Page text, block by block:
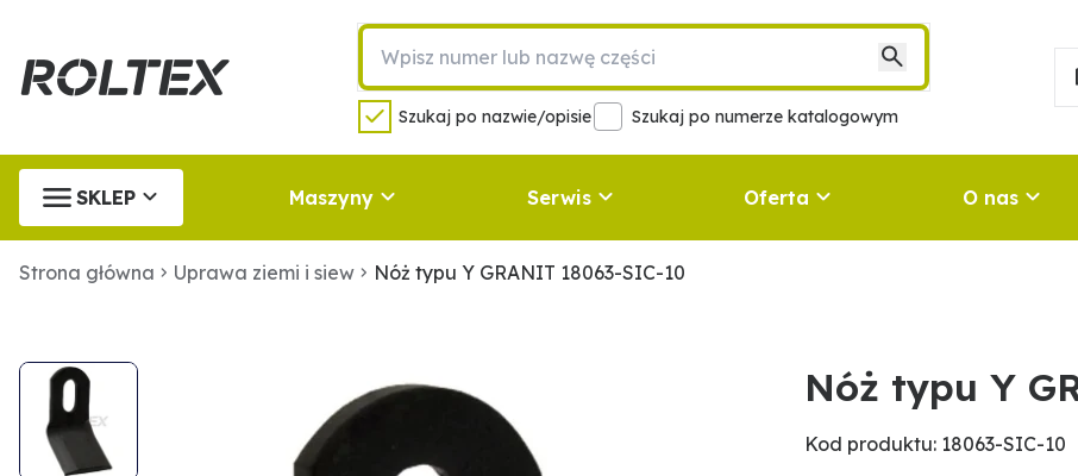
Szukaj po nazwie/opisie Szukaj po numerze katalogowym
SKLEP Maszyny Serwis Oferta O nas
Strona główna Uprawa ziemi i siew Nóż typu Y GRANIT 18063-SIC-10
Nóż typu Y
Kod produktu: 18063-SIC-10